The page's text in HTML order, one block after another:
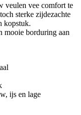
veulen vee comfort te
sterke zijdezachte
kopstuk.
mooie borduring aan
ijs en lage